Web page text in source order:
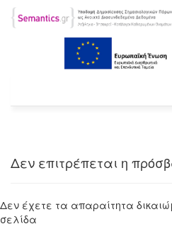
Δεν επιτρέπεται η
Δεν έχετε τα απαραίτητα
σελίδα